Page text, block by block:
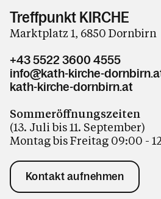
Treffpunkt KIRCHE
Marktplatz 1, 6850 Dornbirn
+43 5522 3600 4555
info@kath-kirche-
kath-kirche-dornbirn.at
Sommeröffnungszeiten
(13. Juli bis 11. September)
Montag bis Freitag 09:00 -
Kontakt aufnehmen